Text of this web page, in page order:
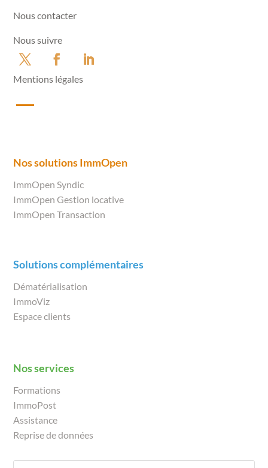
Nous contacter
Nous suivre
Mentions légales
Nos solutions ImmOpen
ImmOpen Syndic
ImmOpen Gestion locative
ImmOpen Transaction
Solutions complémentaires
Dématérialisation
ImmoViz
Espace clients
Nos services
Formations
ImmoPost
Assistance
Reprise de données